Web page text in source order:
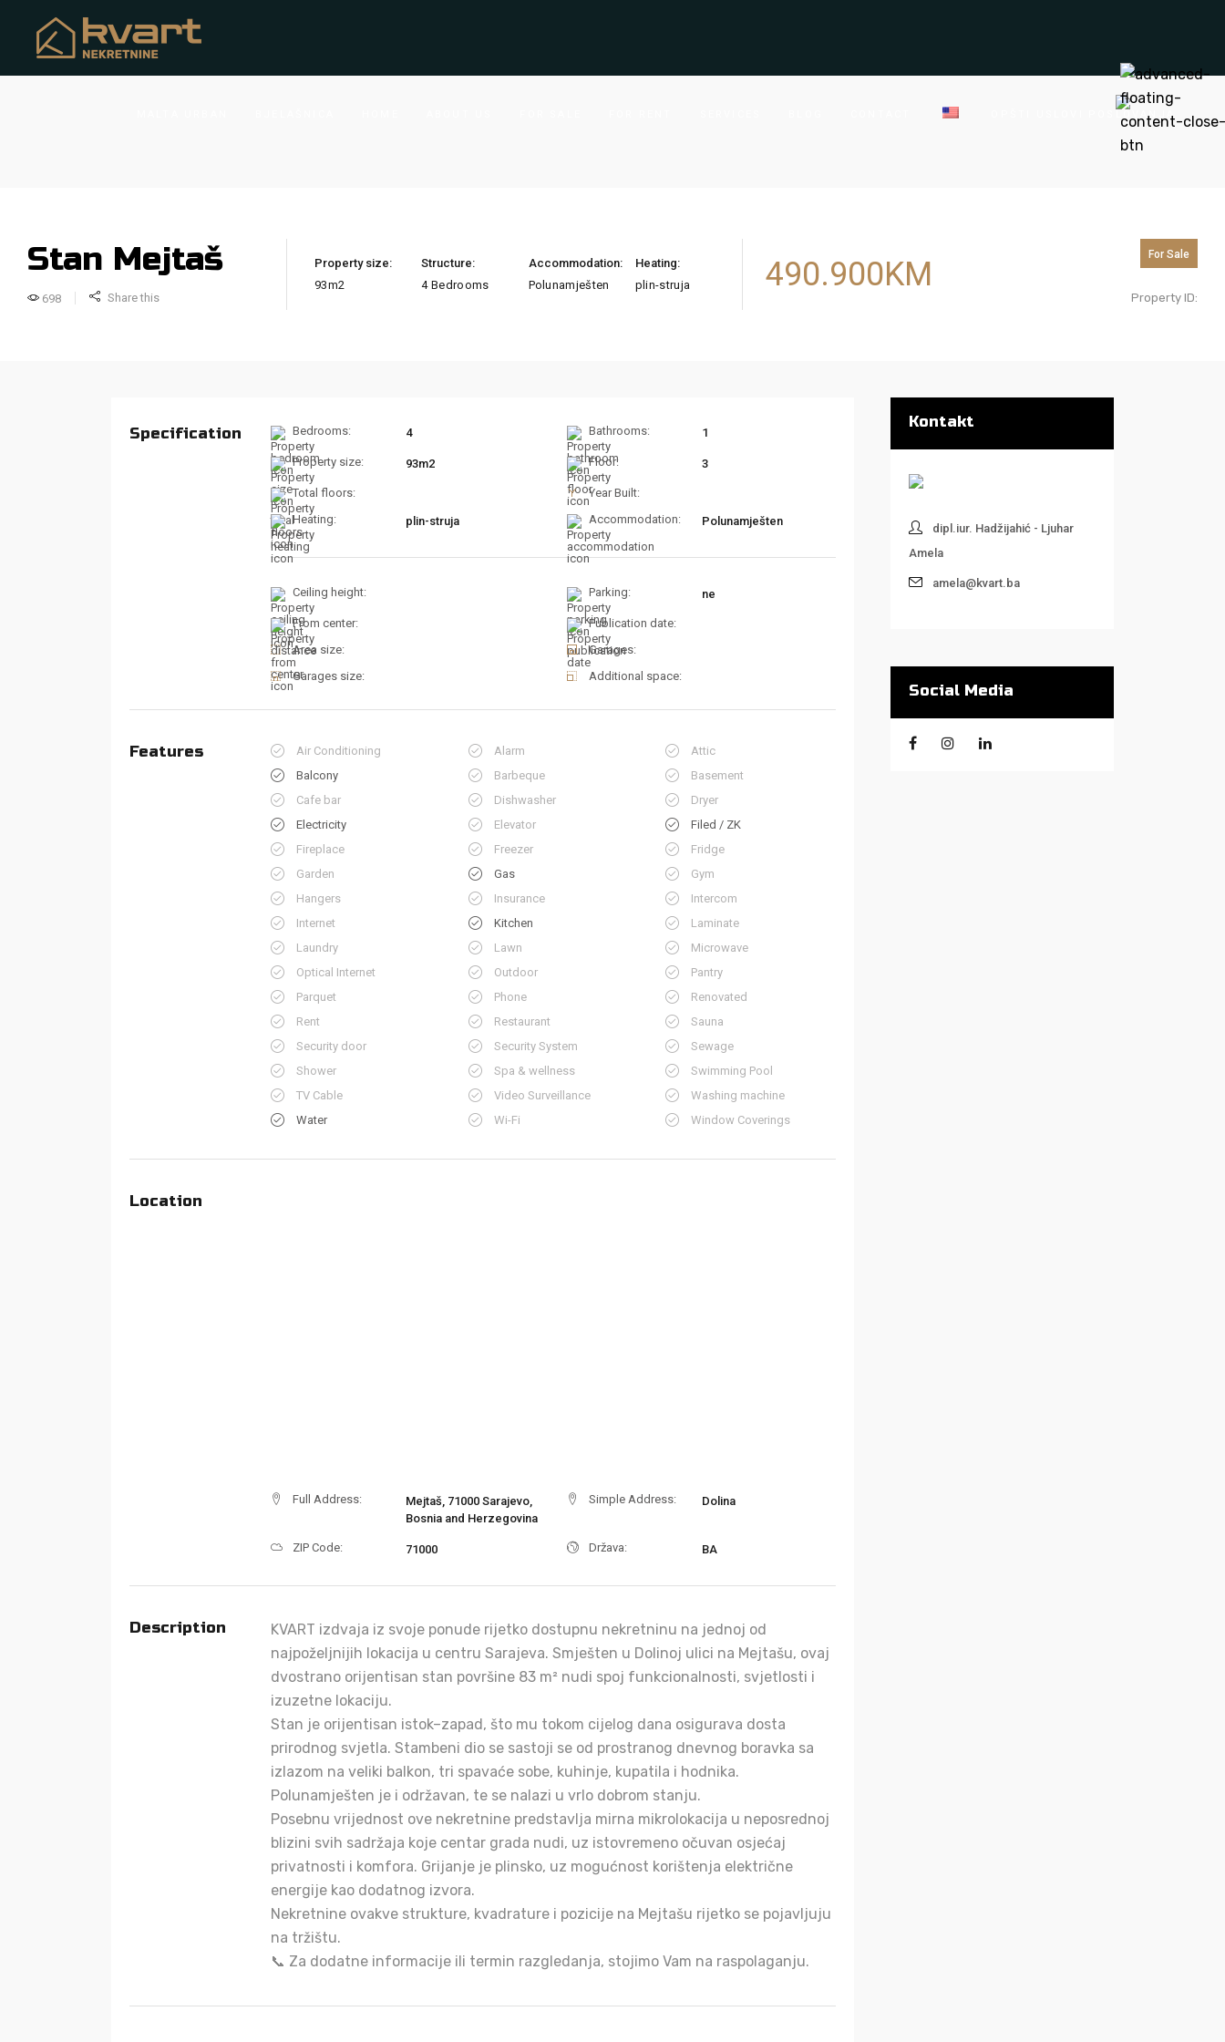
OPŠTI USLOVI POSLOVANJA
Stan Mejtaš
698 Share this
Property size:
93m2
Structure:
4 Bedrooms
Accommodation:
Polunamješten
Heating:
plin-struja
490.900KM
For Sale
Property ID:
Specification Bedrooms: 4 Bathrooms: 1
Property size: 93m2 Floor: 3
Total floors:
Year Built:
Heating:
plin-struja Accommodation: Polunamješten
Ceiling height: Parking: ne
From center:
Publication date:
Area size:
Garages:
Garages size:
Additional space:
Features Air Conditioning Alarm
Attic
Balcony
Barbeque
Basement
Cafe bar
Dishwasher
Dryer
Electricity
Elevator
Filed / ZK
Fireplace
Freezer
Fridge
Garden
Gas
Gym
Hangers
Insurance
Intercom
Internet
Kitchen
Laminate
Laundry
Lawn
Microwave
Optical Internet
Outdoor
Pantry
Parquet
Phone
Renovated
Rent
Restaurant
Sauna
Security door
Security System
Sewage
Shower
Spa & wellness
Swimming Pool
TV Cable
Video Surveillance
Washing machine
Water
Wi-Fi Window Coverings
Location
Full Address:
Mejtaš, 71000 Sarajevo,
Bosnia and Herzegovina
Simple Address: Dolina
ZIP Code: 71000 Država: BA
Description
KVART izdvaja iz svoje ponude rijetko dostupnu nekretninu na jednoj od
najpoželjnijih lokacija u centru Sarajeva. Smješten u Dolinoj ulici na Mejtašu, ovaj
dvostrano orijentisan stan površine 83 m² nudi spoj funkcionalnosti, svjetlosti i
izuzetne lokaciju.
Stan je orijentisan istok–zapad, što mu tokom cijelog dana osigurava dosta
prirodnog svjetla. Stambeni dio se sastoji se od prostranog dnevnog boravka sa
izlazom na veliki balkon, tri spavaće sobe, kuhinje, kupatila i hodnika.
Polunamješten je i održavan, te se nalazi u vrlo dobrom stanju.
Posebnu vrijednost ove nekretnine predstavlja mirna mikrolokacija u neposrednoj
blizini svih sadržaja koje centar grada nudi, uz istovremeno očuvan osjećaj
privatnosti i komfora. Grijanje je plinsko, uz mogućnost korištenja električne
energije kao dodatnog izvora.
Nekretnine ovakve strukture, kvadrature i pozicije na Mejtašu rijetko se pojavljuju
na tržištu.
📞 Za dodatne informacije ili termin razgledanja, stojimo Vam na raspolaganju.
Kontakt
dipl.iur. Hadžijahić - Ljuhar
Amela
amela@kvart.ba
Social Media